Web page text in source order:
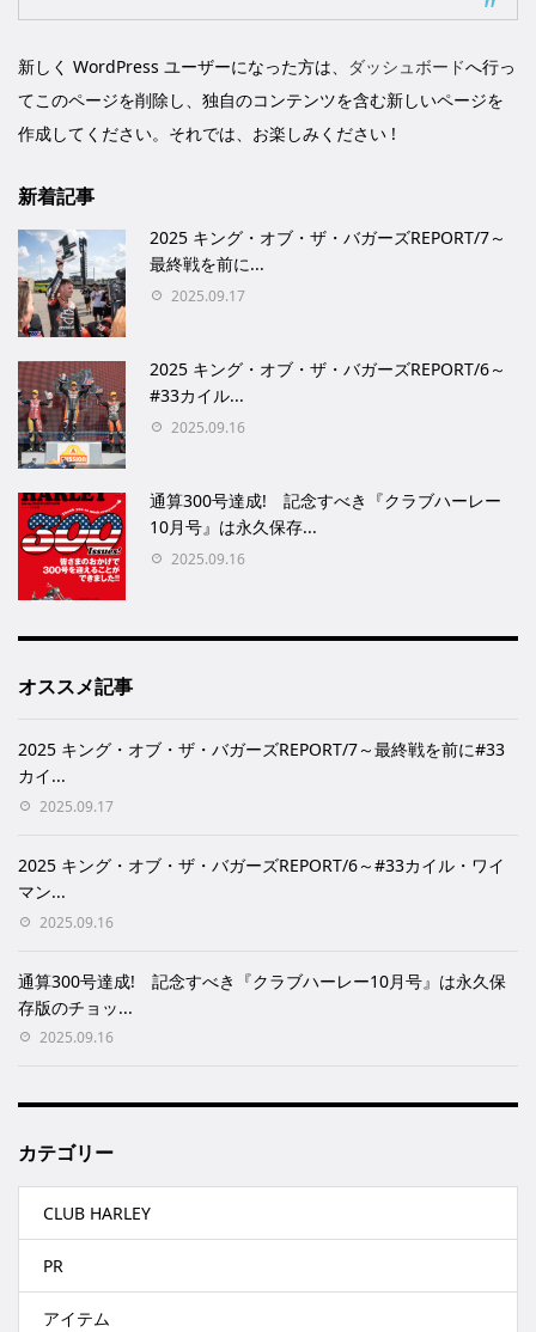
新しく WordPress ユーザーになった方は、 ダッシュボードへ行っ
てこのページを削除し、独自のコンテンツを含む新しいページを
作成してください。それでは、お楽しみください !
新着記事
2025 キング・オブ・ザ・バガーズREPORT/7～
最終戦を前に...
2025.09.17
2025 キング・オブ・ザ・バガーズREPORT/6～
#33カイル...
2025.09.16
通算300号達成! 記念すべき『クラブハーレー
10月号』は永久保存...
2025.09.16
オススメ記事
2025 キング・オブ・ザ・バガーズREPORT/7～最終戦を前に#33
カイ...
2025.09.17
2025 キング・オブ・ザ・バガーズREPORT/6～#33カイル・ワイ
マン...
2025.09.16
通算300号達成! 記念すべき『クラブハーレー10月号』は永久保
存版のチョッ...
2025.09.16
カテゴリー
CLUB HARLEY
PR
アイテム